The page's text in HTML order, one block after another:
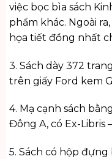
việc bọc bìa sách
phẩm khác. Ngoài
họa tiết đồng nhất
3. Sách dày 372
trên giấy Ford kem
4. Mạ cạnh sách
Đông A, có Ex-Libris
5. Sách có hộp